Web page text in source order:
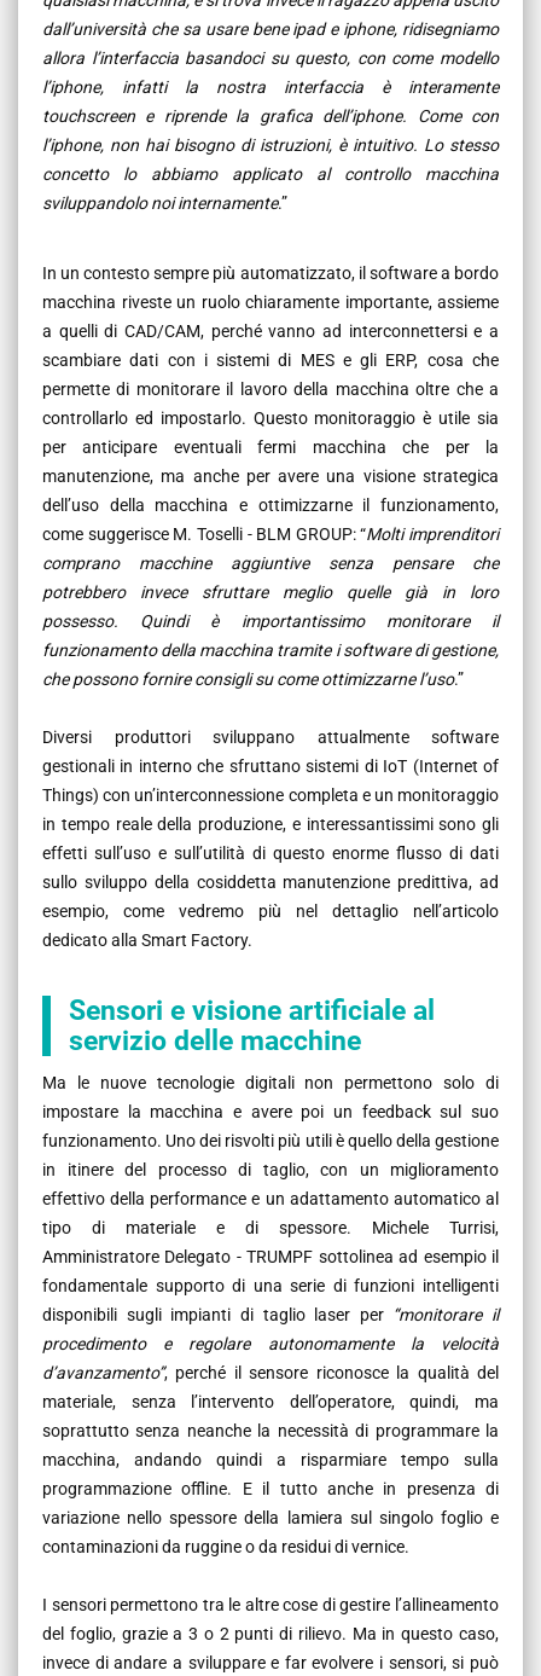
dall’università che sa usare bene ipad e iphone, ridisegniamo
allora l’interfaccia basandoci su questo, con come modello
l’iphone, infatti la nostra interfaccia è interamente
touchscreen e riprende la grafica dell’iphone. Come con
l’iphone, non hai bisogno di istruzioni, è intuitivo. Lo stesso
concetto lo abbiamo applicato al controllo macchina
sviluppandolo noi internamente.”
In un contesto sempre più automatizzato, il software a bordo
macchina riveste un ruolo chiaramente importante, assieme
a quelli di CAD/CAM, perché vanno ad interconnettersi e a
scambiare dati con i sistemi di MES e gli ERP, cosa che
permette di monitorare il lavoro della macchina oltre che a
controllarlo ed impostarlo. Questo monitoraggio è utile sia
per anticipare eventuali fermi macchina che per la
manutenzione, ma anche per avere una visione strategica
dell’uso della macchina e ottimizzarne il funzionamento,
come suggerisce M. Toselli - BLM GROUP: “Molti imprenditori
comprano macchine aggiuntive senza pensare che
potrebbero invece sfruttare meglio quelle già in loro
possesso. Quindi è importantissimo monitorare il
funzionamento della macchina tramite i software di gestione,
che possono fornire consigli su come ottimizzarne l’uso.”
Diversi produttori sviluppano attualmente software
gestionali in interno che sfruttano sistemi di IoT (Internet of
Things) con un’interconnessione completa e un monitoraggio
in tempo reale della produzione, e interessantissimi sono gli
effetti sull’uso e sull’utilità di questo enorme flusso di dati
sullo sviluppo della cosiddetta manutenzione predittiva, ad
esempio, come vedremo più nel dettaglio nell’articolo
dedicato alla Smart Factory.
Sensori e visione artificiale al
servizio delle macchine
Ma le nuove tecnologie digitali non permettono solo di
impostare la macchina e avere poi un feedback sul suo
funzionamento. Uno dei risvolti più utili è quello della gestione
in itinere del processo di taglio, con un miglioramento
effettivo della performance e un adattamento automatico al
tipo di materiale e di spessore. Michele Turrisi,
Amministratore Delegato - TRUMPF sottolinea ad esempio il
fondamentale supporto di una serie di funzioni intelligenti
disponibili sugli impianti di taglio laser per “monitorare il
procedimento e regolare autonomamente la velocità
d’avanzamento”, perché il sensore riconosce la qualità del
materiale, senza l’intervento dell’operatore, quindi, ma
soprattutto senza neanche la necessità di programmare la
macchina, andando quindi a risparmiare tempo sulla
programmazione offline. E il tutto anche in presenza di
variazione nello spessore della lamiera sul singolo foglio e
contaminazioni da ruggine o da residui di vernice.
I sensori permettono tra le altre cose di gestire l’allineamento
del foglio, grazie a 3 o 2 punti di rilievo. Ma in questo caso,
invece di andare a sviluppare e far evolvere i sensori, si può